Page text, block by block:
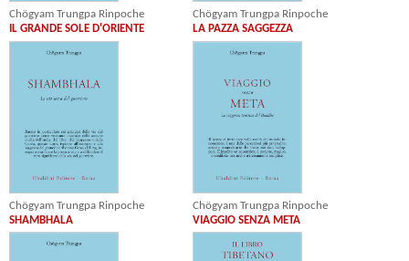
Chögyam Trungpa Rinpoche
IL GRANDE SOLE D'ORIENTE
Chögyam Trungpa Rinpoche
LA PAZZA SAGGEZZA
Chögyam Trungpa Rinpoche
SHAMBHALA
Chögyam Trungpa Rinpoche
VIAGGIO SENZA META